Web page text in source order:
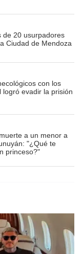
de 20 usurpadores
Ciudad de Mendoza
con los
evadir la prisión
a un menor a
"¿Qué te
princeso?"